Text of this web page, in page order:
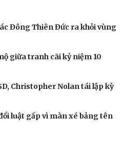
Đông Thiên Đức ra khỏi vùng
giữa tranh cãi kỷ niệm 10
Christopher Nolan tái lập kỳ
luật gấp vì màn xé bảng tên